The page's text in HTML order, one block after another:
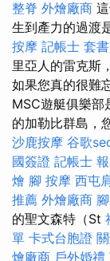
整脊 外燴廠商
生到產力的過渡
按摩 記帳士 套書
里亞人的雷克斯
如果您真的很難
MSC遊艇俱樂部
的加勒比群島，
沙鹿按摩 谷歌
國簽證 記帳士
燴 腳 按摩 西屯
推薦 外燴廠商
的聖文森特（St
單 卡式台胞證
燴廠商 戶外婚禮